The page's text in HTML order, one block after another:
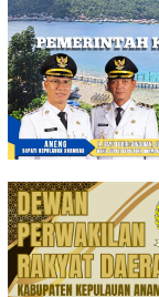
Loncat
ke
konten